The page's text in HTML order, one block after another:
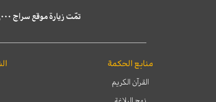
تمّت زيارة موقع سراج ٤,٨٠٠,٠٠٠ مرة خلال الستة أشهر الماضية، كما ظهر في نتائج البحث في محركات البحث٢٢,٢٩٠,٠٠٠ مرّة.
منابع الحكمة
القرآن الكريم